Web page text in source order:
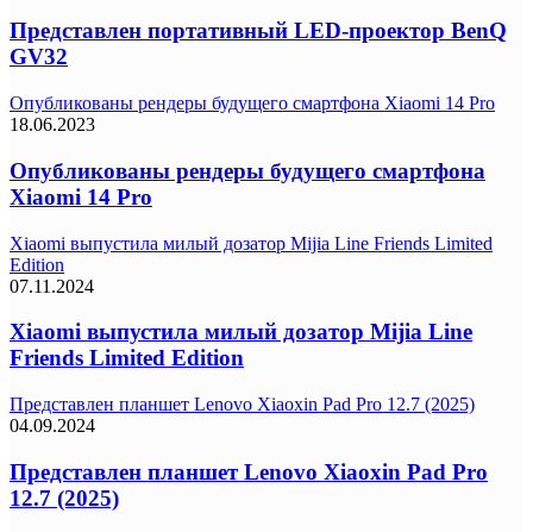
Представлен портативный LED-проектор BenQ
GV32
Опубликованы рендеры будущего смартфона Xiaomi 14 Pro
18.06.2023
Опубликованы рендеры будущего смартфона
Xiaomi 14 Pro
Xiaomi выпустила милый дозатор Mijia Line Friends Limited
Edition
07.11.2024
Xiaomi выпустила милый дозатор Mijia Line
Friends Limited Edition
Представлен планшет Lenovo Xiaoxin Pad Pro 12.7 (2025)
04.09.2024
Представлен планшет Lenovo Xiaoxin Pad Pro
12.7 (2025)